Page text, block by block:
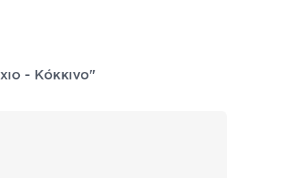
- Κόκκινο"